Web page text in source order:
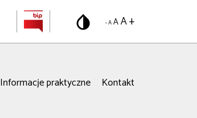
- A AA +
Informacje praktyczne Kontakt